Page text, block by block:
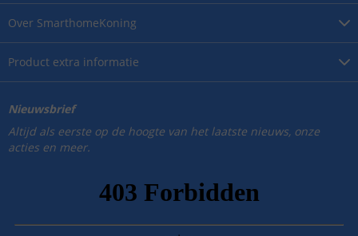
Over SmarthomeKoning
Product extra informatie
Nieuwsbrief
Altijd als eerste op de hoogte van het laatste nieuws, onze
acties en meer.